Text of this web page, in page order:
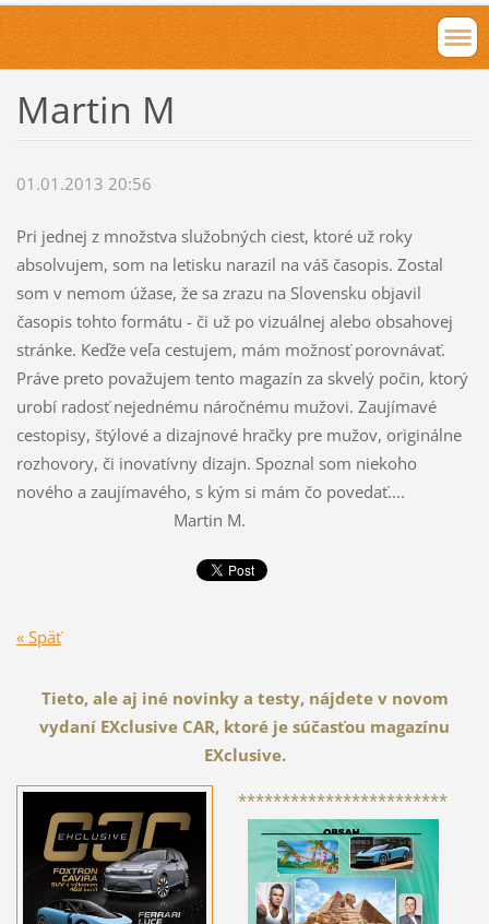
Martin M
01.01.2013 20:56
Pri jednej z množstva služobných ciest, ktoré už roky
absolvujem, som na letisku narazil na váš časopis. Zostal
som v nemom úžase, že sa zrazu na Slovensku objavil
časopis tohto formátu - či už po vizuálnej alebo obsahovej
stránke. Keďže veľa cestujem, mám možnosť porovnávať.
Práve preto považujem tento magazín za skvelý počin, ktorý
urobí radosť nejednému náročnému mužovi. Zaujímavé
cestopisy, štýlové a dizajnové hračky pre mužov, originálne
rozhovory, či inovatívny dizajn. Spoznal som niekoho
nového a zaujímavého, s kým si mám čo povedať....
Martin M.
« Späť
Tieto, ale aj iné novinky a testy, nájdete v novom
vydaní EXclusive CAR, ktoré je súčasťou magazínu
EXclusive.
************************